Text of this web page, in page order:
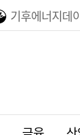
기후에너지데